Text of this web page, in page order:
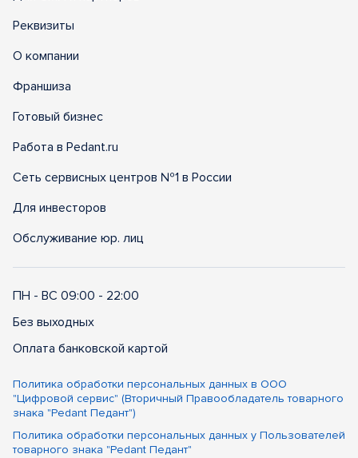
Реквизиты
О компании
Франшиза
Готовый бизнес
Работа в Pedant.ru
Сеть сервисных центров №1 в России
Для инвесторов
Обслуживание юр. лиц
ПН - ВС 09:00 - 22:00
Без выходных
Оплата банковской картой
Политика обработки персональных данных в ООО
"Цифровой сервис" (Вторичный Правообладатель товарного
знака "Pedant Педант")
Политика обработки персональных данных у Пользователей
товарного знака "Pedant Педант"